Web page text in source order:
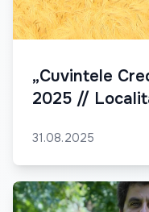
„Cuvintele
2025 //
31.08.2025